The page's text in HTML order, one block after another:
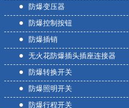
防爆变压器
防爆控制按钮
防爆插销
无火花防爆插头插座连接器
防爆转换开关
防爆照明开关
防爆行程开关